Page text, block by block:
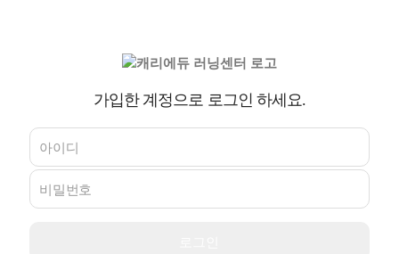
가입한 계정으로 로그인 하세요.